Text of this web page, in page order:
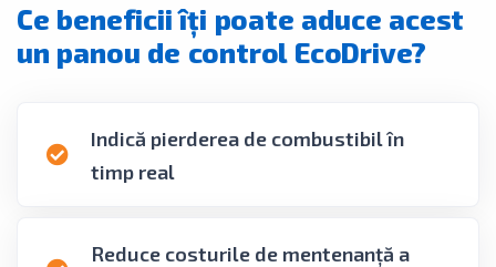
Ce beneficii îți poate aduce acest
un panou de control EcoDrive?
Indică pierderea de combustibil în
timp real
Reduce costurile de mentenanță a